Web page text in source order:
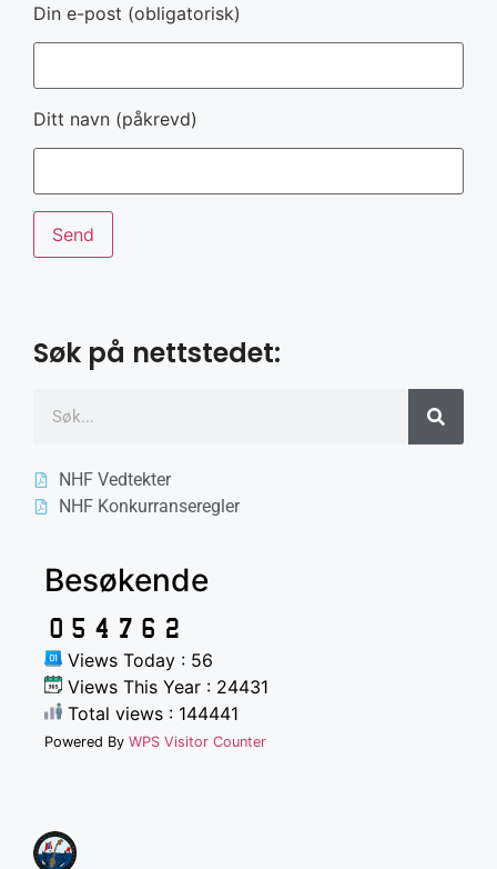
Din e-post (obligatorisk)
Ditt navn (påkrevd)
Søk på nettstedet:
NHF Vedtekter
NHF Konkurranseregler
Besøkende
Views Today : 56
Views This Year : 24431
Total views : 144441
Powered By WPS Visitor Counter